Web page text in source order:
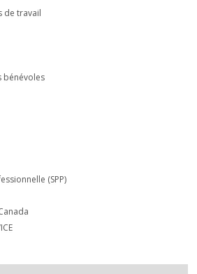
de travail
bénévoles
(SPP)